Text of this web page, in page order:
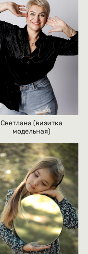
Светлана (визитка
модельная)